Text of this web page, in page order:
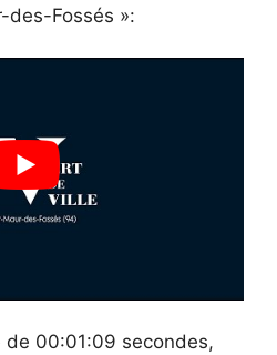
des-Fossés »:
de 00:01:09 secondes,